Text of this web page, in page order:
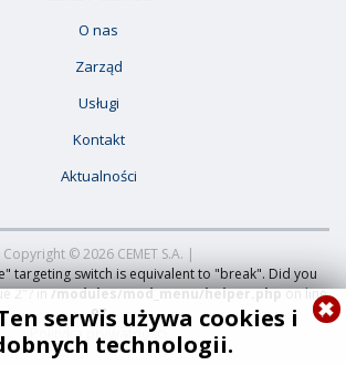
O nas
Zarząd
Usługi
Kontakt
Aktualności
Copyright © 2026 CEMET S.A. |
targeting switch is equivalent to "break". Did you
2"? in/modules/mod_menu/helper.phpon line
97
Polityka prywatności
serwis używa cookies i
technologii.